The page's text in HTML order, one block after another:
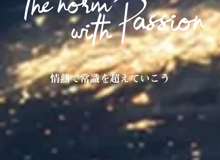
情熱で常識を超えていこう